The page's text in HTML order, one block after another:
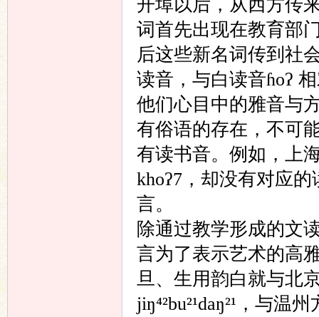
开埠以后，从西方传
词首先出现在教育部
后这些新名词传到社
读音，与白读音ɦoʔ
他们心目中的雅音与
有俗语的存在，不可
有读书音。例如，上
khoʔ7，却没有对应
言。
除通过教学形成的文
言为了表示艺术的高
旦、生用韵白就与北
jiŋ⁴²bu²¹daŋ²¹，与温